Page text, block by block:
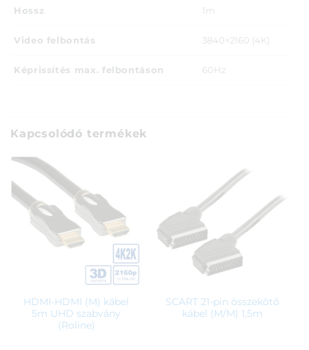
Hossz 1m
Video felbontás 3840×2160 (4K)
Képrissítés max. felbontáson 60Hz
Kapcsolódó termékek
HDMI-HDMI (M) kábel
5m UHD szabvány
(Roline)
SCART 21-pin összekötő
kábel (M/M) 1,5m